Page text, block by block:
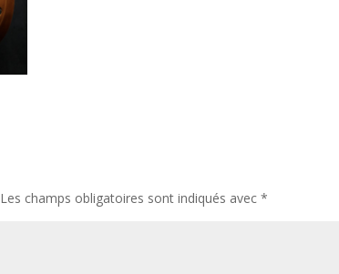
Les champs obligatoires sont indiqués avec*